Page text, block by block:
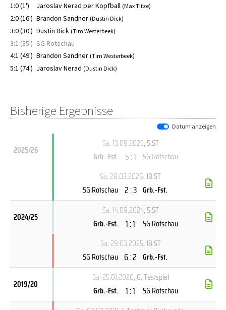
1:0 (1') Jaroslav Nerad per Kopfball (Max Titze)
2:0 (16') Brandon Sandner (Dustin Dick)
3:0 (30') Dustin Dick (Tim Westerbeek)
3:1 (35') SG Rotschau
4:1 (49') Brandon Sandner (Tim Westerbeek)
5:1 (74') Jaroslav Nerad (Dustin Dick)
Bisherige Ergebnisse
Datum anzeigen
2025/26
Sa, 13.09.2025, 5.ST
Grb.-Fst.
5 : 1 SG Rotschau
Sa, 28.03.2026, 18.ST
SG Rotschau 2 : 3 Grb.-Fst.
2024/25
Sa, 14.09.2024, 5.ST
Grb.-Fst.
1 : 1
SG Rotschau
Sa, 29.03.2025, 18.ST
SG Rotschau 6 : 2 Grb.-Fst.
2019/20
Sa, 25.01.2020, 6. Testspiel
Grb.-Fst.
1 : 1 SG Rotschau